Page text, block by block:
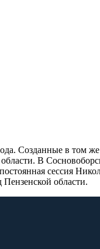
Созданные в том
В
сессия
области.